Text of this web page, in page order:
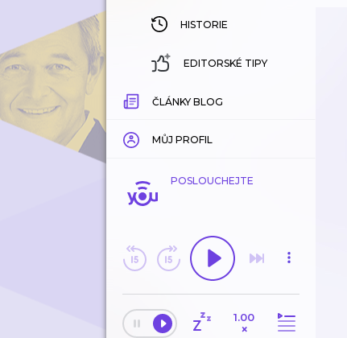
HISTORIE
EDITORSKÉ TIPY
ČLÁNKY BLOG
MŮJ PROFIL
POSLOUCHEJTE
1.00
×